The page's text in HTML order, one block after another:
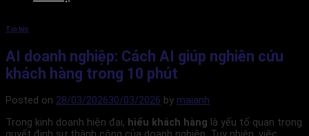
Tin tức
AI doanh nghiệp: Cách AI giúp nghiên cứu
khách hàng trong 10 phút
Posted on 28/03/202630/03/2026 by maianh
Trong kinh doanh hiện đại, hiểu khách hàng là yếu tố quan trọng